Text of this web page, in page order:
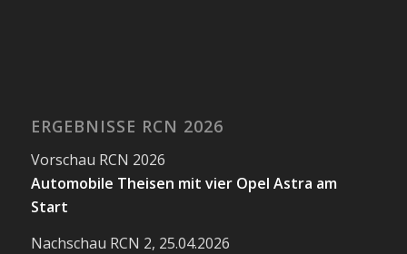
ERGEBNISSE RCN 2026
Vorschau RCN 2026
Automobile Theisen mit vier Opel Astra am
Start
Nachschau RCN 2, 25.04.2026